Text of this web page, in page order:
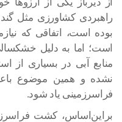
راهبردی کشاورزی مثل
بوده است، اتفاقی که
است؛ اما به دلیل
منابع آبی در بسیاری
نشده و همین موضوع
فراسرزمینی یاد شود.
براین‌اساس، کشت